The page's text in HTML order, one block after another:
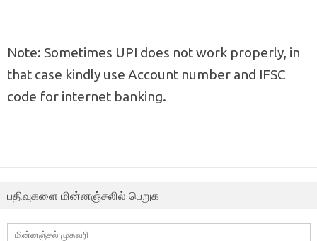
Note: Sometimes UPI does not work properly, in
that case kindly use Account number and IFSC
code for internet banking.
பதிவுகளை மின்னஞ்சலில் பெறுக
மின்னஞ்சல்